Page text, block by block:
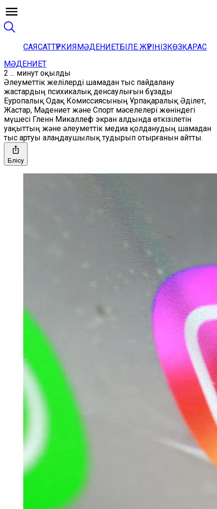
САЯСАТТҮРКИЯМӘДЕНИЕТБІЛЕ ЖҮРІҢІЗКӨЗҚАРАС
МӘДЕНИЕТ
2 ... минут оқылды
Әлеуметтік желілерді шамадан тыс пайдалану
жастардың психикалық денсаулығын бұзады
Еуропалық Одақ Комиссиясының Ұрпақаралық Әділет,
Жастар, Мәдениет және Спорт мәселелері жөніндегі
мүшесі Гленн Микаллеф экран алдында өткізілетін
уақыттың және әлеуметтік медиа қолданудың шамадан
тыс артуы алаңдаушылық тудырып отырғанын айтты.
Бөлісу